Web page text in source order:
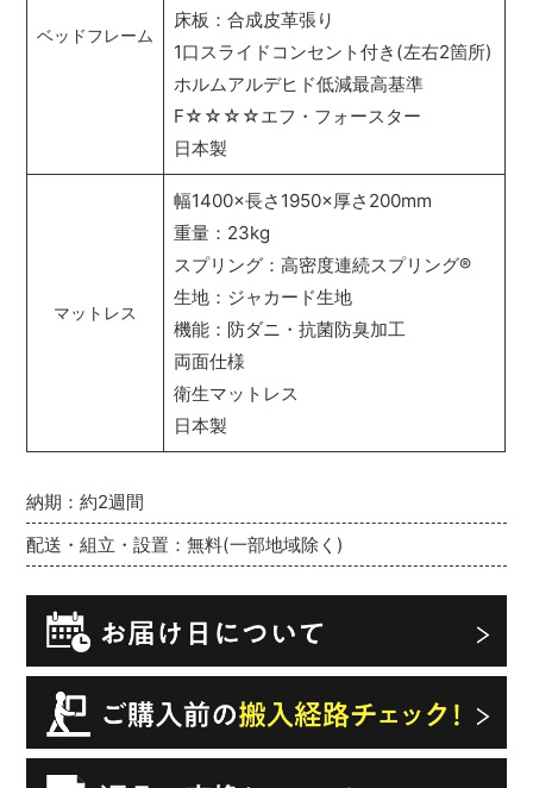
納期：約2週間
配送・組立・設置：無料(一部地域除く)
ベッドフレーム
床板：合成皮革張り
1口スライドコンセント付き(左右2箇所)
ホルムアルデヒド低減最高基準
F☆☆☆☆エフ・フォースター
日本製
マットレス
幅1400×長さ1950×厚さ200mm
重量：23kg
スプリング：高密度連続スプリング®
生地：ジャカード生地
機能：防ダニ・抗菌防臭加工
両面仕様
衛生マットレス
日本製